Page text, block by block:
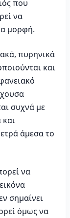
που
να
μορφή.
πυρηνικά
και
συχνά με
και
άμεσα το
να
σημαίνει
όμως να